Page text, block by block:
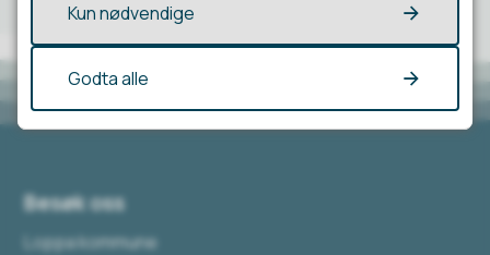
Besøk oss
Loppa kommune
Kun nødvendige
Godta alle